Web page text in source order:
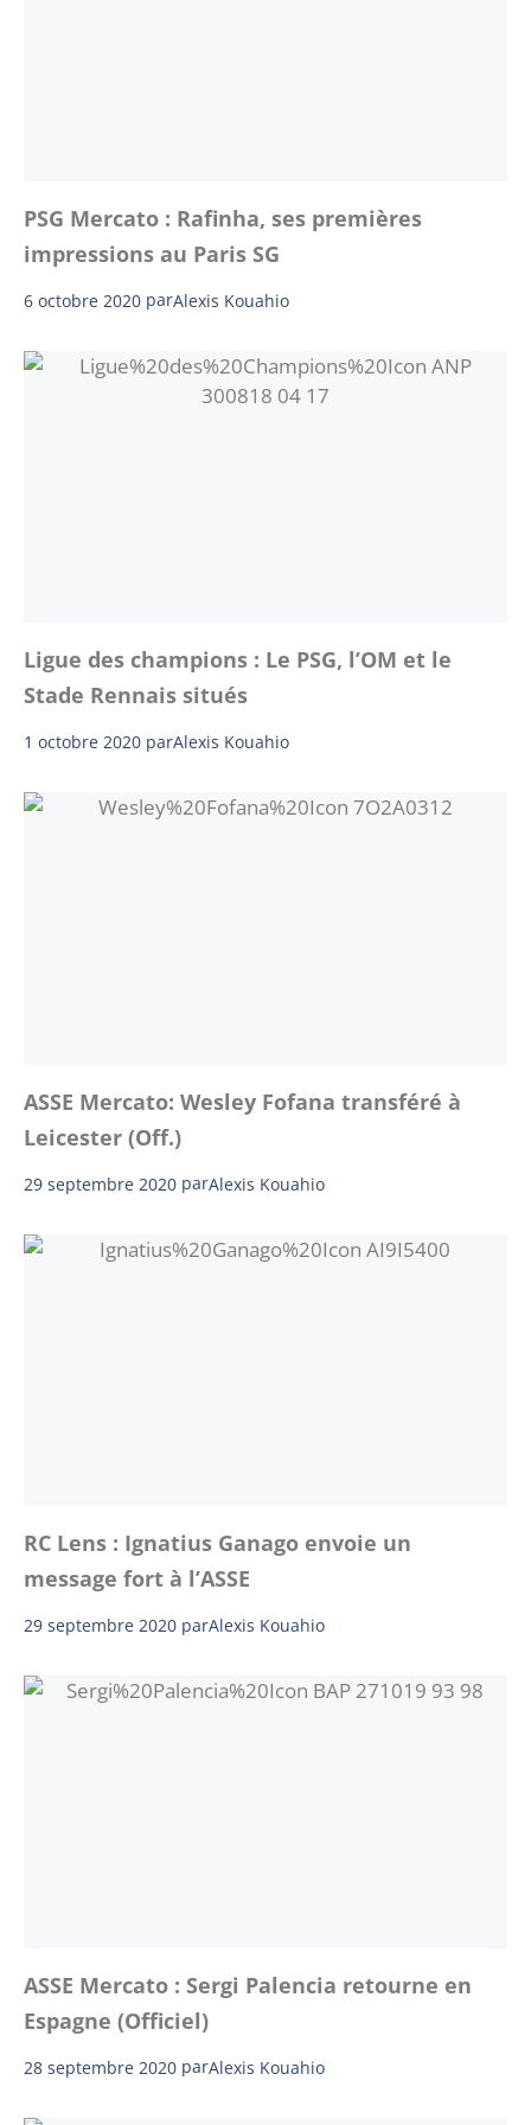
PSG Mercato : Rafinha, ses premières
impressions au Paris SG
6 octobre 2020 parAlexis Kouahio
Ligue des champions : Le PSG, l’OM et le
Stade Rennais situés
1 octobre 2020 parAlexis Kouahio
ASSE Mercato: Wesley Fofana transféré à
Leicester (Off.)
29 septembre 2020 parAlexis Kouahio
RC Lens : Ignatius Ganago envoie un
message fort à l’ASSE
29 septembre 2020 parAlexis Kouahio
ASSE Mercato : Sergi Palencia retourne en
Espagne (Officiel)
28 septembre 2020 parAlexis Kouahio